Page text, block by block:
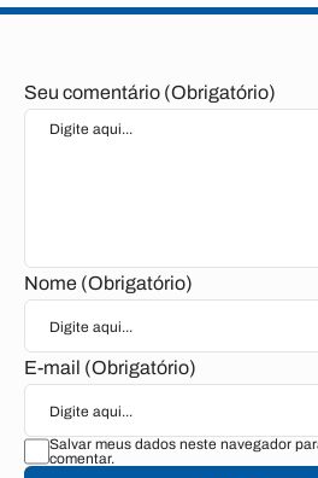
Seu comentário (Obrigatório)
Nome (Obrigatório)
E-mail (Obrigatório)
Salvar meus dados neste navegador
comentar.